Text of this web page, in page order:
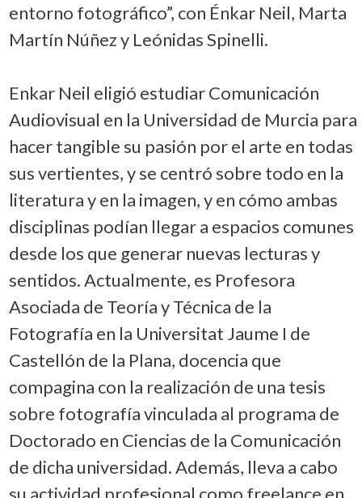
entorno fotográfico”, con Énkar Neil, Marta
Martín Núñez y Leónidas Spinelli.
Enkar Neil eligió estudiar Comunicación
Audiovisual en la Universidad de Murcia para
hacer tangible su pasión por el arte en todas
sus vertientes, y se centró sobre todo en la
literatura y en la imagen, y en cómo ambas
disciplinas podían llegar a espacios comunes
desde los que generar nuevas lecturas y
sentidos. Actualmente, es Profesora
Asociada de Teoría y Técnica de la
Fotografía en la Universitat Jaume I de
Castellón de la Plana, docencia que
compagina con la realización de una tesis
sobre fotografía vinculada al programa de
Doctorado en Ciencias de la Comunicación
de dicha universidad. Además, lleva a cabo
su actividad profesional como freelance en